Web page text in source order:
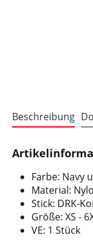
Beschreibung
Farbe: Navy
Material:
Stick: DRK-
Größe: XS -
VE: 1 Stück